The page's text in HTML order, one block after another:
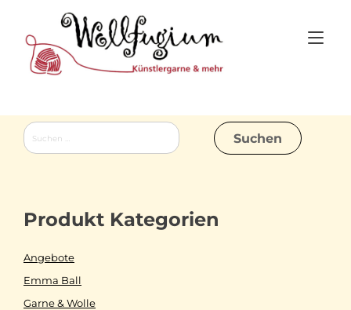
content
Suchen
nach:
Produkt Kategorien
Angebote
Emma Ball
Garne & Wolle